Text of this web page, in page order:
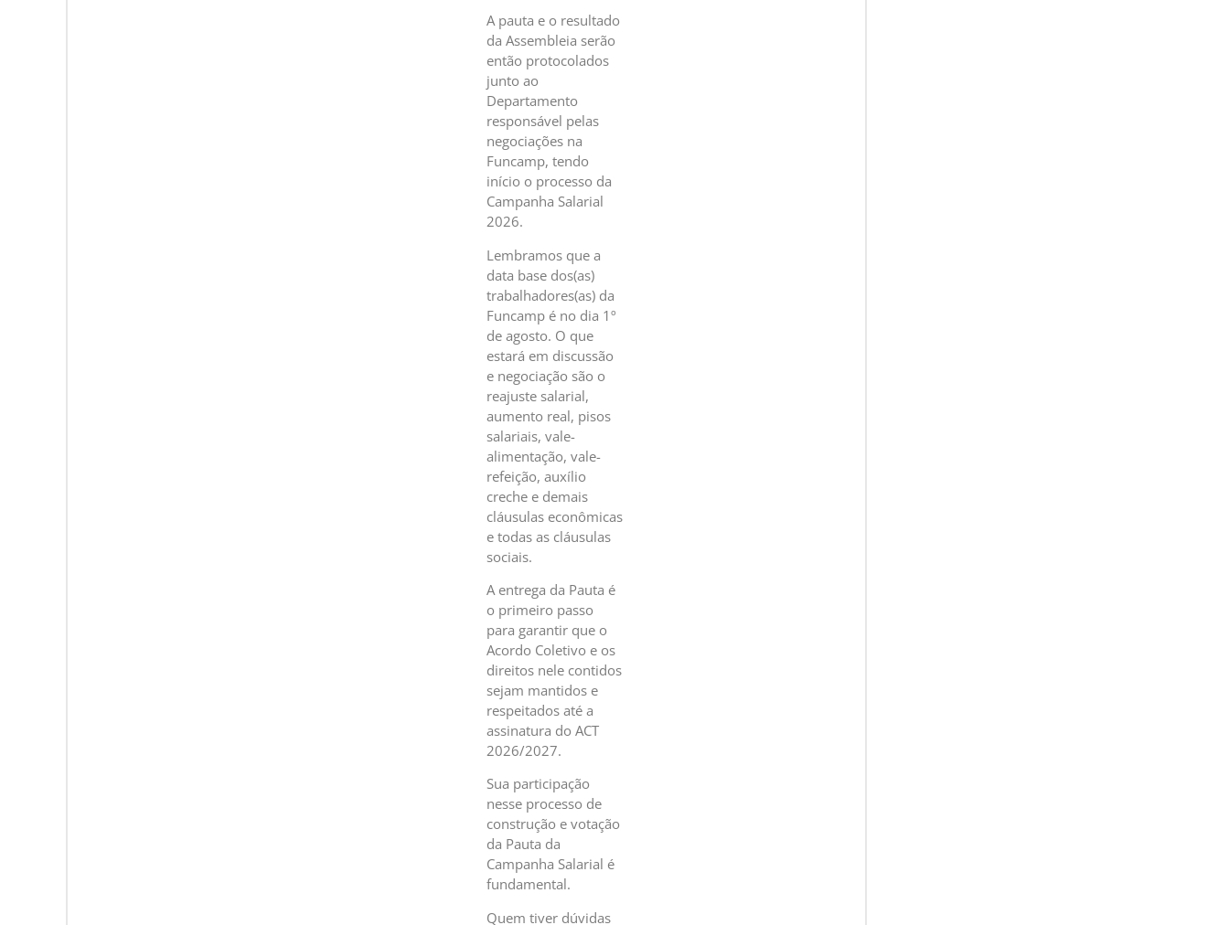
A pauta e o resultado
da Assembleia serão
então protocolados
junto ao
Departamento
responsável pelas
negociações na
Funcamp, tendo
início o processo da
Campanha Salarial
2026.
Lembramos que a
data base dos(as)
trabalhadores(as) da
Funcamp é no dia 1º
de agosto. O que
estará em discussão
e negociação são o
reajuste salarial,
aumento real, pisos
salariais, vale-
alimentação, vale-
refeição, auxílio
creche e demais
cláusulas econômicas
e todas as cláusulas
sociais.
A entrega da Pauta é
o primeiro passo
para garantir que o
Acordo Coletivo e os
direitos nele contidos
sejam mantidos e
respeitados até a
assinatura do ACT
2026/2027.
Sua participação
nesse processo de
construção e votação
da Pauta da
Campanha Salarial é
fundamental.
Quem tiver dúvidas